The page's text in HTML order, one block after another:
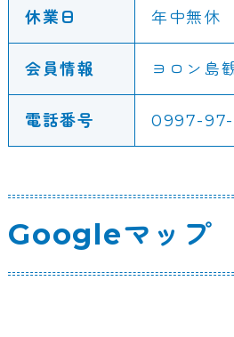
休業日 年中無休
会員情報 ヨロン島
電話番号 0997-97-
Googleマップ